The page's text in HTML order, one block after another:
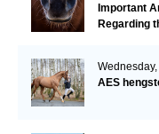
Important
Regarding
AES